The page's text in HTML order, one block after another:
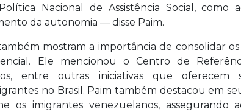
Nacional de Assistência Social, como
da autonomia — disse Paim.
mostram a importância de consolidar
Ele mencionou o Centro de
entre outras iniciativas que oferecem
no Brasil. Paim também destacou em
os imigrantes venezuelanos, assegurando